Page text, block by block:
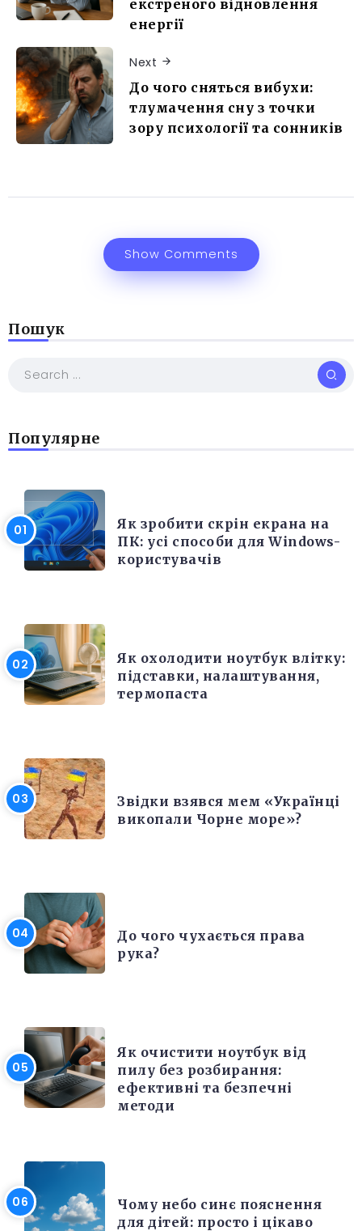
екстреного відновлення
енергії
Next
До чого сняться вибухи:
тлумачення сну з точки
зору психології та сонників
Show Comments
Пошук
Популярне
Як зробити скрін екрана на
ПК: усі способи для Windows-
користувачів
Як охолодити ноутбук влітку:
підставки, налаштування,
термопаста
Звідки взявся мем «Українці
викопали Чорне море»?
До чого чухається права
рука?
Як очистити ноутбук від
пилу без розбирання:
ефективні та безпечні
методи
Чому небо синє пояснення
для дітей: просто і цікаво